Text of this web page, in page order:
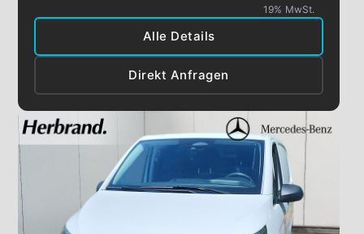
Alle Details
Direkt Anfragen
19% MwSt.